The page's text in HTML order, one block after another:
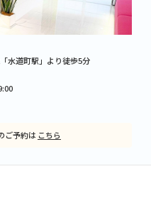
水道町駅」より徒歩5分
ご予約は こちら